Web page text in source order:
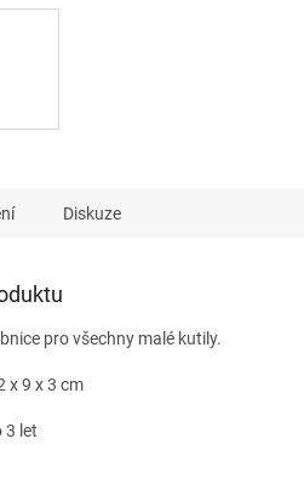
Diskuze
pro všechny malé kutily.
x 9 x 3 cm
3 let